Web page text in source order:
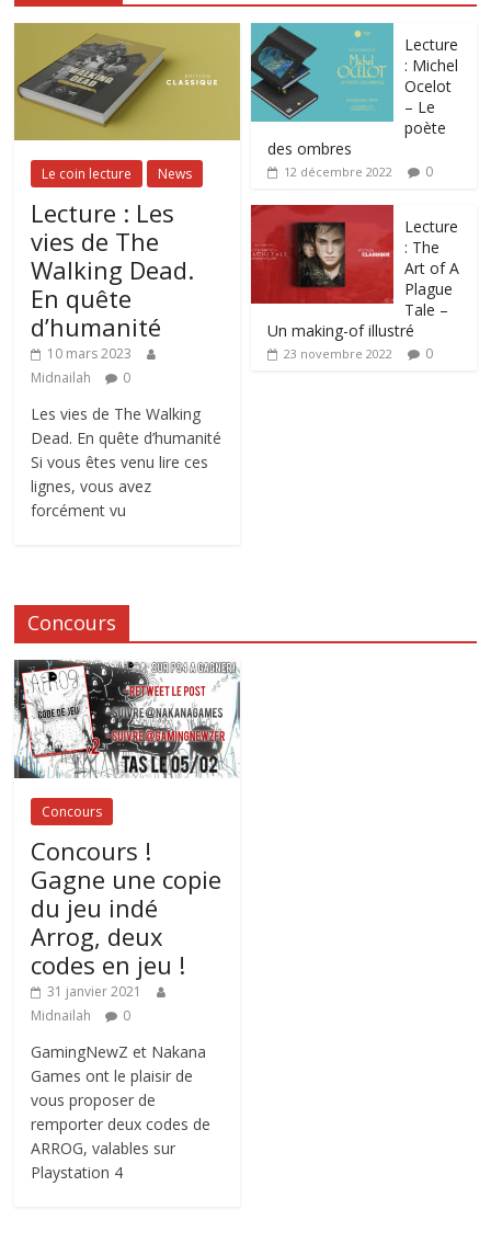
Le coin lecture News
Lecture : Les
vies de The
Walking Dead.
En quête
d’humanité
10 mars 2023
Midnailah
0
Les vies de The Walking
Dead. En quête d’humanité
Si vous êtes venu lire ces
lignes, vous avez
forcément vu
Lecture
: Michel
Ocelot
– Le
poète
des ombres
12 décembre 2022 0
Lecture
: The
Art of A
Plague
Tale –
Un making-of illustré
23 novembre 2022 0
Concours
Concours
Concours !
Gagne une copie
du jeu indé
Arrog, deux
codes en jeu !
31 janvier 2021
Midnailah
0
GamingNewZ et Nakana
Games ont le plaisir de
vous proposer de
remporter deux codes de
ARROG, valables sur
Playstation 4